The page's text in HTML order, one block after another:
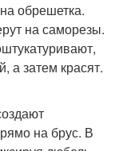
обрешетка.
на саморезы.
а затем красят.
на брус. В